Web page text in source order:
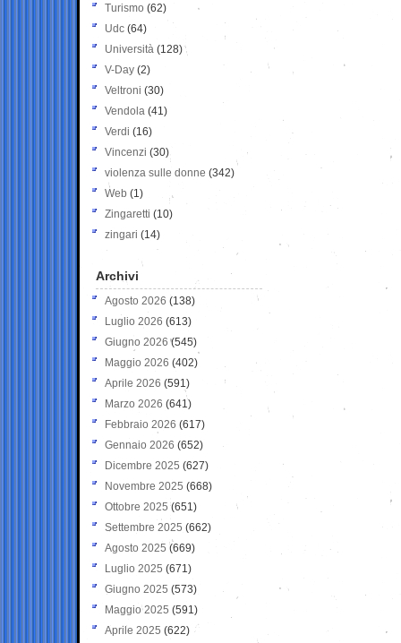
Turismo (62)
Udc (64)
Università (128)
V-Day (2)
Veltroni (30)
Vendola (41)
Verdi (16)
Vincenzi (30)
violenza sulle donne (342)
Web (1)
Zingaretti (10)
zingari (14)
Archivi
Agosto 2026 (138)
Luglio 2026 (613)
Giugno 2026 (545)
Maggio 2026 (402)
Aprile 2026 (591)
Marzo 2026 (641)
Febbraio 2026 (617)
Gennaio 2026 (652)
Dicembre 2025 (627)
Novembre 2025 (668)
Ottobre 2025 (651)
Settembre 2025 (662)
Agosto 2025 (669)
Luglio 2025 (671)
Giugno 2025 (573)
Maggio 2025 (591)
Aprile 2025 (622)